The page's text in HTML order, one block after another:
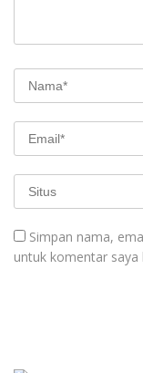
Simpan nama,
untuk komentar saya